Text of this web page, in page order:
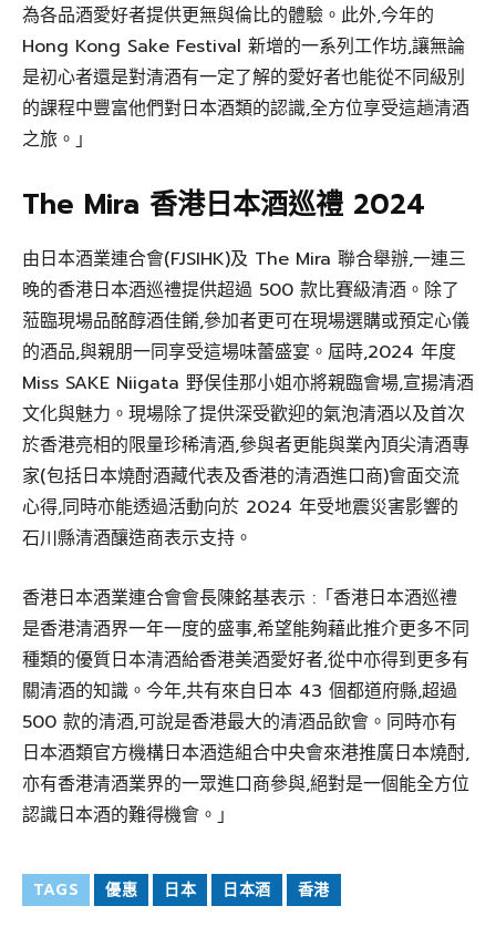
為各品酒愛好者提供更無與倫比的體驗。此外,今年的
Hong Kong Sake Festival 新增的一系列工作坊,讓無論
是初心者還是對清酒有一定了解的愛好者也能從不同級別
的課程中豐富他們對日本酒類的認識,全方位享受這趟清酒
之旅。」
The Mira 香港日本酒巡禮 2024
由日本酒業連合會(FJSIHK)及 The Mira 聯合舉辦,一連三
晚的香港日本酒巡禮提供超過 500 款比賽級清酒。除了
蒞臨現場品酩醇酒佳餚,參加者更可在現場選購或預定心儀
的酒品,與親朋一同享受這場味蕾盛宴。屆時,2024 年度
Miss SAKE Niigata 野俣佳那小姐亦將親臨會場,宣揚清酒
文化與魅力。現場除了提供深受歡迎的氣泡清酒以及首次
於香港亮相的限量珍稀清酒,參與者更能與業內頂尖清酒專
家(包括日本燒酎酒藏代表及香港的清酒進口商)會面交流
心得,同時亦能透過活動向於 2024 年受地震災害影響的
石川縣清酒釀造商表示支持。
香港日本酒業連合會會長陳銘基表示 :「香港日本酒巡禮
是香港清酒界一年一度的盛事,希望能夠藉此推介更多不同
種類的優質日本清酒給香港美酒愛好者,從中亦得到更多有
關清酒的知識。今年,共有來自日本 43 個都道府縣,超過
500 款的清酒,可說是香港最大的清酒品飲會。同時亦有
日本酒類官方機構日本酒造組合中央會來港推廣日本燒酎,
亦有香港清酒業界的一眾進口商參與,絕對是一個能全方位
認識日本酒的難得機會。」
TAGS 優惠 日本 日本酒 香港